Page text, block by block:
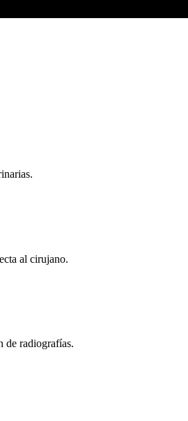
al cirujano.
de radiografías.